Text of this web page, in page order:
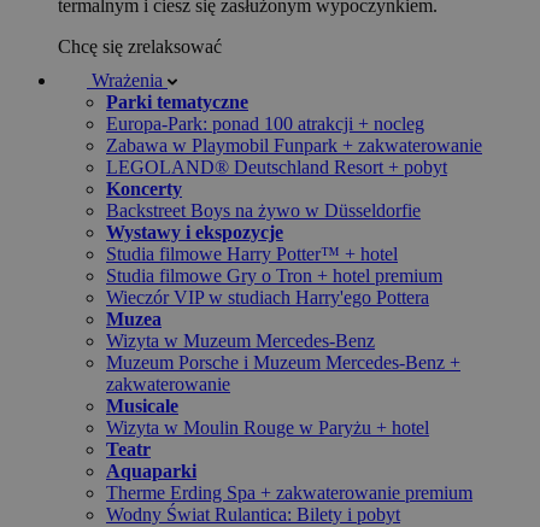
termalnym i ciesz się zasłużonym wypoczynkiem.
Chcę się zrelaksować
Wrażenia
Parki tematyczne
Europa-Park: ponad 100 atrakcji + nocleg
Zabawa w Playmobil Funpark + zakwaterowanie
LEGOLAND® Deutschland Resort + pobyt
Koncerty
Backstreet Boys na żywo w Düsseldorfie
Wystawy i ekspozycje
Studia filmowe Harry Potter™ + hotel
Studia filmowe Gry o Tron + hotel premium
Wieczór VIP w studiach Harry'ego Pottera
Muzea
Wizyta w Muzeum Mercedes-Benz
Muzeum Porsche i Muzeum Mercedes-Benz +
zakwaterowanie
Musicale
Wizyta w Moulin Rouge w Paryżu + hotel
Teatr
Aquaparki
Therme Erding Spa + zakwaterowanie premium
Wodny Świat Rulantica: Bilety i pobyt